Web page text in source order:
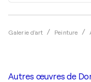
Galerie d'art Peinture
Autres œuvres de